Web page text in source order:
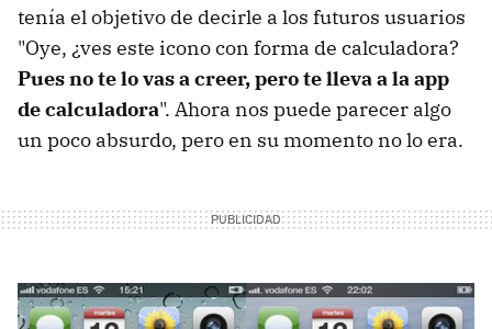
tenía el objetivo de decirle a los futuros usuarios
"Oye, ¿ves este icono con forma de calculadora?
Pues no te lo vas a creer, pero te lleva a la app
de calculadora". Ahora nos puede parecer algo
un poco absurdo, pero en su momento no lo era.